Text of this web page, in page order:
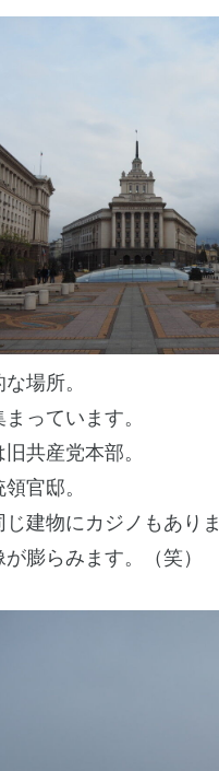
場所。
っています。
共産党本部。
官邸。
建物にカジノもありま
膨らみます。（笑）